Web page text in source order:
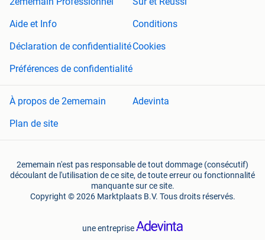
Aide et Info
Conditions
Déclaration de confidentialitéCookies
Préférences de confidentialité
À propos de 2ememain
Adevinta
Plan de site
2ememain n'est pas responsable de tout dommage (consécutif)
découlant de l'utilisation de ce site, de toute erreur ou fonctionnalité
manquante sur ce site.
Copyright © 2026 Marktplaats B.V. Tous droits réservés.
une entreprise